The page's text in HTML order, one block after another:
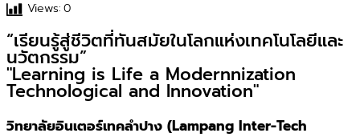
Views:0
“เรียนรู้สู่ชีวิตที่ทันสมัยในโลกแห่งเทคโนโลยีและ
นวัตกรรม”
"Learning is Life a Modernnization
Technological and Innovation"
วิทยาลัยอินเตอร์เทคลำปาง (Lampang Inter-Tech